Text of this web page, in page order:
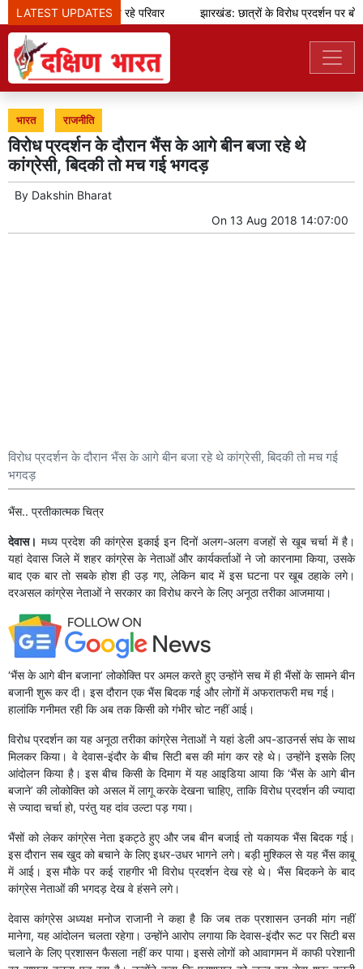
LATEST UPDATES
जुए के जाल से उजड़ रहे परिवार झारखंड: छात्रों के विरोध प्रदर्शन पर
भारत राजनीति
विरोध प्रदर्शन के दौरान भैंस के आगे बीन बजा रहे थे
कांग्रेसी, बिदकी तो मच गई भगदड़
By Dakshin Bharat
On 13 Aug 2018 14:07:00
विरोध प्रदर्शन के दौरान भैंस के आगे बीन बजा रहे थे कांग्रेसी, बिदकी तो मच गई
भगदड़
भैंस.. प्रतीकात्मक चित्र
देवास। मध्य प्रदेश की कांग्रेस इकाई इन दिनों अलग-अलग वजहों से खूब चर्चा में है।
यहां देवास जिले में शहर कांग्रेस के नेताओं और कार्यकर्ताओं ने जो कारनामा किया, उसके
बाद एक बार तो सबके होश ही उड़ गए, लेकिन बाद में इस घटना पर खूब ठहाके लगे।
दरअसल कांग्रेस नेताओं ने सरकार का विरोध करने के लिए अनूठा तरीका आजमाया।
‘भैंस के आगे बीन बजाना’ लोकोक्ति पर अमल करते हुए उन्होंने सच में ही भैंसों के सामने बीन
बजानी शुरू कर दी। इस दौरान एक भैंस बिदक गई और लोगों में अफरातफरी मच गई।
हालांकि गनीमत रही कि अब तक किसी को गंभीर चोट नहीं आई।
विरोध प्रदर्शन का यह अनूठा तरीका कांग्रेस नेताओं ने यहां डेली अप-डाउनर्स संघ के साथ
मिलकर किया। वे देवास-इंदौर के बीच सिटी बस की मांग कर रहे थे। उन्होंने इसके लिए
आंदोलन किया है। इस बीच किसी के दिमाग में यह आइडिया आया कि ‘भैंस के आगे बीन
बजाने’ की लोकोक्ति को असल में लागू करके देखना चाहिए, ताकि विरोध प्रदर्शन की ज्यादा
से ज्यादा चर्चा हो, परंतु यह दांव उल्टा पड़ गया।
भैंसों को लेकर कांग्रेस नेता इकट्ठे हुए और जब बीन बजाई तो यकायक भैंस बिदक गई।
इस दौरान सब खुद को बचाने के लिए इधर-उधर भागने लगे। बड़ी मुश्किल से यह भैंस काबू
में आई। इस मौके पर कई राहगीर भी विरोध प्रदर्शन देख रहे थे। भैंस बिदकने के बाद
कांग्रेस नेताओं की भगदड़ देख वे हंसने लगे।
देवास कांग्रेस अध्यक्ष मनोज राजानी ने कहा है कि जब तक प्रशासन उनकी मांग नहीं
मानेगा, यह आंदोलन चलता रहेगा। उन्होंने आरोप लगाया कि देवास-इंदौर रूट पर सिटी बस
चलाने के लिए प्रशासन फैसला नहीं कर पाया। इससे लोगों को आवागमन में काफी परेशानी